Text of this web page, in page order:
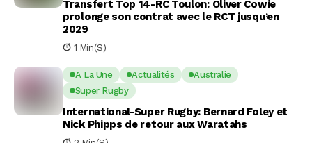
Transfert Top 14-RC Toulon: Oliver Cowie
prolonge son contrat avec le RCT jusqu’en
2029
1 Min(s)
A La Une Actualités
Australie
Super Rugby
International-Super Rugby: Bernard Foley et
Nick Phipps de retour aux Waratahs